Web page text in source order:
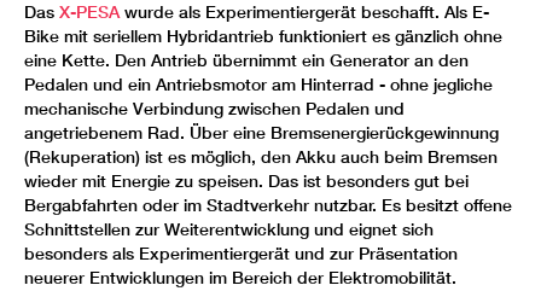
Das X-PESAwurde als Experimentiergerät beschafft. Als E-
Bike mit seriellem Hybridantrieb funktioniert es gänzlich ohne
eine Kette. Den Antrieb übernimmt ein Generator an den
Pedalen und ein Antriebsmotor am Hinterrad - ohne jegliche
mechanische Verbindung zwischen Pedalen und
angetriebenem Rad. Über eine Bremsenergierückgewinnung
(Rekuperation) ist es möglich, den Akku auch beim Bremsen
wieder mit Energie zu speisen. Das ist besonders gut bei
Bergabfahrten oder im Stadtverkehr nutzbar. Es besitzt offene
Schnittstellen zur Weiterentwicklung und eignet sich
besonders als Experimentiergerät und zur Präsentation
neuerer Entwicklungen im Bereich der Elektromobilität.